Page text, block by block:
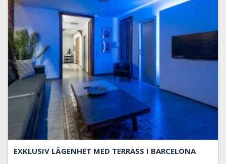
EXKLUSIV LÄGENHET MED TERRASS I BARCELONA